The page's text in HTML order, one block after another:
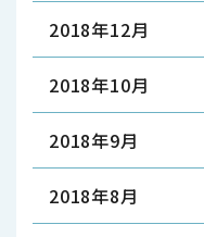
2018年12月
2018年10月
2018年9月
2018年8月